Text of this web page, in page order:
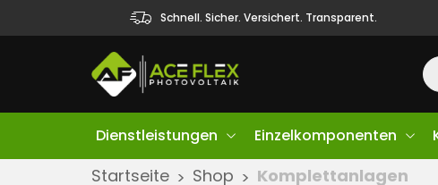
Schnell. Sicher. Versichert. Transparent.
Dienstleistungen Einzelkomponenten
Startseite > Shop > Komplettanlagen